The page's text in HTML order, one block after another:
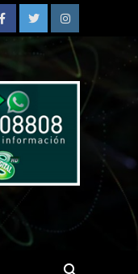
FacebookTwitterInstagram